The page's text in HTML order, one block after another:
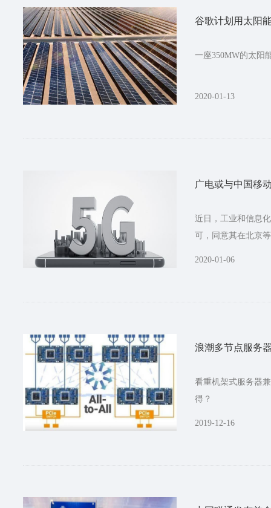
谷歌计划用太阳
一座350MW的太阳
2020-01-13
广电或与中国移
近日，工业和信息
可，同意其在北京
2020-01-06
浪潮多节点服务
看重机架式服务器
得？
2019-12-16